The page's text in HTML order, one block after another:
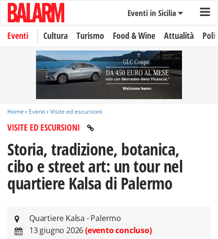
Eventi in Sicilia
Eventi Cultura Turismo Food & Wine Attualità
Home › Eventi › Visite ed escursioni
VISITE ED ESCURSIONI
Storia, tradizione, botanica,
cibo e street art: un tour nel
quartiere Kalsa di Palermo
Quartiere Kalsa - Palermo
13 giugno 2026(evento concluso)